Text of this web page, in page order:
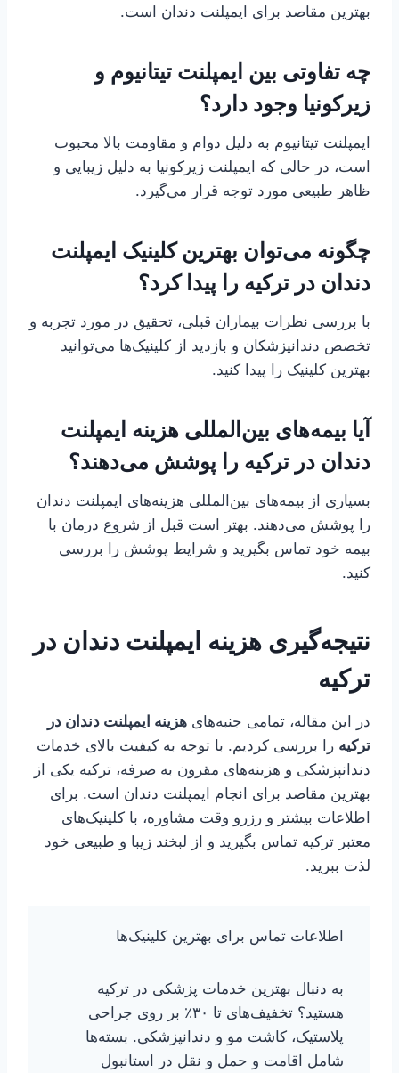
بهترین مقاصد برای ایمپلنت دندان است.
چه تفاوتی بین ایمپلنت تیتانیوم و
زیرکونیا وجود دارد؟
ایمپلنت تیتانیوم به دلیل دوام و مقاومت بالا محبوب
است، در حالی که ایمپلنت زیرکونیا به دلیل زیبایی و
ظاهر طبیعی مورد توجه قرار می‌گیرد.
چگونه می‌توان بهترین کلینیک ایمپلنت
دندان در ترکیه را پیدا کرد؟
با بررسی نظرات بیماران قبلی، تحقیق در مورد تجربه و
تخصص دندانپزشکان و بازدید از کلینیک‌ها می‌توانید
بهترین کلینیک را پیدا کنید.
آیا بیمه‌های بین‌المللی هزینه ایمپلنت
دندان در ترکیه را پوشش می‌دهند؟
بسیاری از بیمه‌های بین‌المللی هزینه‌های ایمپلنت دندان
را پوشش می‌دهند. بهتر است قبل از شروع درمان با
بیمه خود تماس بگیرید و شرایط پوشش را بررسی
کنید.
نتیجه‌گیری هزینه ایمپلنت دندان در
ترکیه
در این مقاله، تمامی جنبه‌های هزینه ایمپلنت دندان در
ترکیه را بررسی کردیم. با توجه به کیفیت بالای خدمات
دندانپزشکی و هزینه‌های مقرون به صرفه، ترکیه یکی از
بهترین مقاصد برای انجام ایمپلنت دندان است. برای
اطلاعات بیشتر و رزرو وقت مشاوره، با کلینیک‌های
معتبر ترکیه تماس بگیرید و از لبخند زیبا و طبیعی خود
لذت ببرید.
اطلاعات تماس برای بهترین کلینیک‌ها
به دنبال بهترین خدمات پزشکی در ترکیه
هستید؟ تخفیف‌های تا ۳۰٪ بر روی جراحی
پلاستیک، کاشت مو و دندانپزشکی. بسته‌ها
شامل اقامت و حمل و نقل در استانبول